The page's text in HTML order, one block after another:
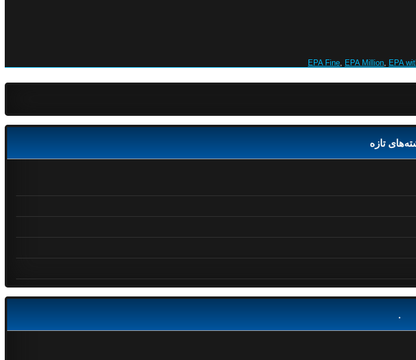
EPA Fine, EPA Million, EPA
تازه
.